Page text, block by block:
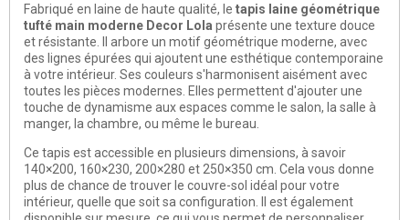
Fabriqué en laine de haute qualité, le tapis laine géométrique
tufté main moderne Decor Lola présente une texture douce
et résistante. Il arbore un motif géométrique moderne, avec
des lignes épurées qui ajoutent une esthétique contemporaine
à votre intérieur. Ses couleurs s'harmonisent aisément avec
toutes les pièces modernes. Elles permettent d'ajouter une
touche de dynamisme aux espaces comme le salon, la salle à
manger, la chambre, ou même le bureau.
Ce tapis est accessible en plusieurs dimensions, à savoir
140×200, 160×230, 200×280 et 250×350 cm. Cela vous donne
plus de chance de trouver le couvre-sol idéal pour votre
intérieur, quelle que soit sa configuration. Il est également